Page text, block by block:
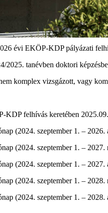
évi EKÖP-KDP pályázati
2025. tanévben doktori
komplex vizsgázott, vagy
KDP felhívás keretében
(2024. szeptember 1. – 2026.
(2024. szeptember 1. –
(2024. szeptember 1. –
(2024. szeptember 1. –
(2024. szeptember 1. – 2028.